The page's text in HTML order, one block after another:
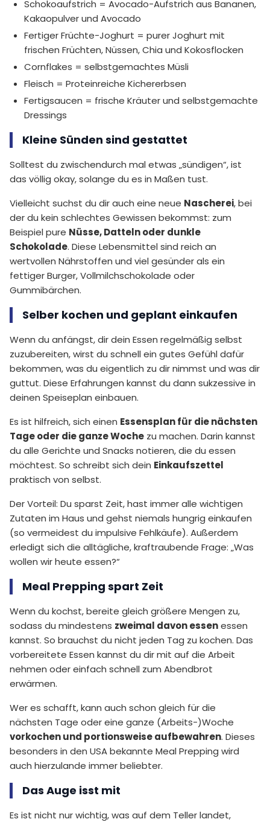
Schokoaufstrich = Avocado-Aufstrich aus Bananen,
Kakaopulver und Avocado
Fertiger Früchte-Joghurt = purer Joghurt mit
frischen Früchten, Nüssen, Chia und Kokosflocken
Cornflakes = selbstgemachtes Müsli
Fleisch = Proteinreiche Kichererbsen
Fertigsaucen = frische Kräuter und selbstgemachte
Dressings
Kleine Sünden sind gestattet
Solltest du zwischendurch mal etwas „sündigen“, ist
das völlig okay, solange du es in Maßen tust.
Vielleicht suchst du dir auch eine neue Nascherei, bei
der du kein schlechtes Gewissen bekommst: zum
Beispiel pure Nüsse, Datteln oder dunkle
Schokolade. Diese Lebensmittel sind reich an
wertvollen Nährstoffen und viel gesünder als ein
fettiger Burger, Vollmilchschokolade oder
Gummibärchen.
Selber kochen und geplant einkaufen
Wenn du anfängst, dir dein Essen regelmäßig selbst
zuzubereiten, wirst du schnell ein gutes Gefühl dafür
bekommen, was du eigentlich zu dir nimmst und was dir
guttut. Diese Erfahrungen kannst du dann sukzessive in
deinen Speiseplan einbauen.
Es ist hilfreich, sich einen Essensplan für die nächsten
Tage oder die ganze Woche zu machen. Darin kannst
du alle Gerichte und Snacks notieren, die du essen
möchtest. So schreibt sich dein Einkaufszettel
praktisch von selbst.
Der Vorteil: Du sparst Zeit, hast immer alle wichtigen
Zutaten im Haus und gehst niemals hungrig einkaufen
(so vermeidest du impulsive Fehlkäufe). Außerdem
erledigt sich die alltägliche, kraftraubende Frage: „Was
wollen wir heute essen?“
Meal Prepping spart Zeit
Wenn du kochst, bereite gleich größere Mengen zu,
sodass du mindestens zweimal davon essenessen
kannst. So brauchst du nicht jeden Tag zu kochen. Das
vorbereitete Essen kannst du dir mit auf die Arbeit
nehmen oder einfach schnell zum Abendbrot
erwärmen.
Wer es schafft, kann auch schon gleich für die
nächsten Tage oder eine ganze (Arbeits-)Woche
vorkochen und portionsweise aufbewahren. Dieses
besonders in den USA bekannte Meal Prepping wird
auch hierzulande immer beliebter.
Das Auge isst mit
Es ist nicht nur wichtig, was auf dem Teller landet,